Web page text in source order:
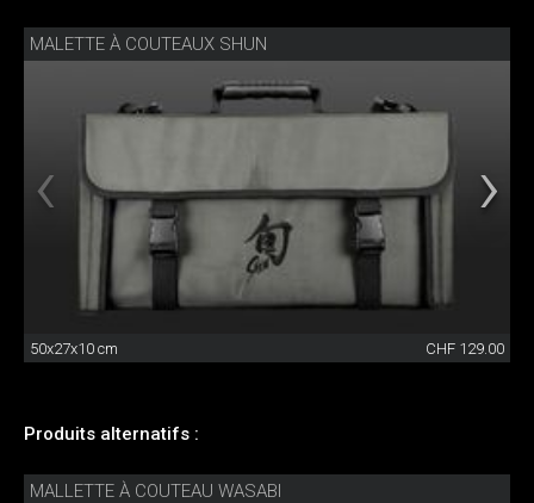
MALETTE À COUTEAUX SHUN
50x27x10 cm CHF 129.00
Produits alternatifs :
MALLETTE À COUTEAU WASABI